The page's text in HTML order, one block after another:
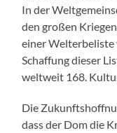
In der
den großen
einer Welterbeliste
Schaffung dieser
weltweit 168.
Die
dass der Dom die